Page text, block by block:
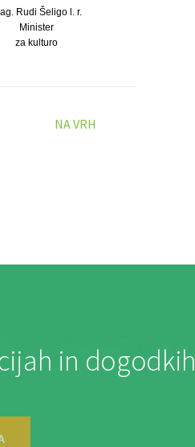
Rudi Šeligo l. r.
Minister
za kulturo
NA VRH
in dogodkih